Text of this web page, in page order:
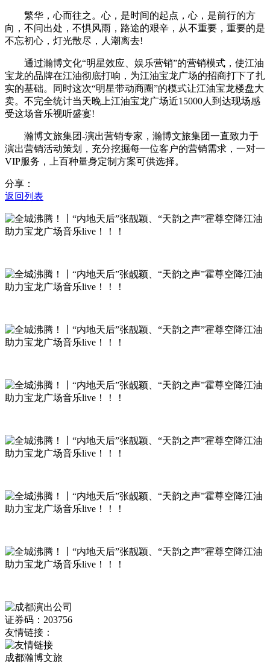
繁华，心而往之。心，是时间的起点，心，是前行的方
向，不问出处，不惧风雨，路途的艰辛，从不重要，重要的是
不忘初心，灯光散尽，人潮离去!
通过瀚博文化“明星效应、娱乐营销”的营销模式，使江油
宝龙的品牌在江油彻底打响，为江油宝龙广场的招商打下了扎
实的基础。同时这次“明星带动商圈”的模式让江油宝龙楼盘大
卖。不完全统计当天晚上江油宝龙广场近15000人到达现场感
受这场音乐视听盛宴!
瀚博文旅集团-演出营销专家，瀚博文旅集团一直致力于
演出营销活动策划，充分挖掘每一位客户的营销需求，一对一
VIP服务，上百种量身定制方案可供选择。
分享：
返回列表
证券码：203756
友情链接：
成都瀚博文旅